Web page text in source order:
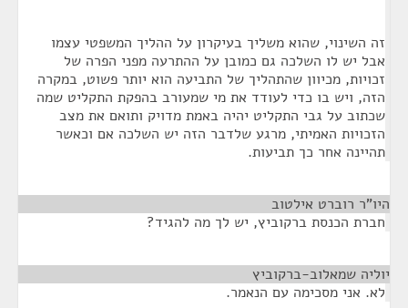
זה השינוי, שהוא משליך בעיקרון על ההליך המשפטי עצמו
אבל יש לו השלכה גם כמובן על ההתרעה מפני הפרה של
זכויות, מכיוון שהתהליך של התביעה הוא יותר פשוט, במקרה
הזה, ויש בו כדי לעודד את מי שמעורב בהפקת התקליט שמה
שכתוב על גבי התקליט יהיה באמת מדויק ותואם את מצב
הזכויות האמיתי, מרגע שלדבר הזה יש השלכה אם וכאשר
תהיינה אחר כך תביעות.
היו"ר רוברט אילטוב
חברת הכנסת ברקוביץ, יש לך מה להגיד?
יוליה שמאלוב-ברקוביץ
לא. אני מסכימה עם הנאמר.